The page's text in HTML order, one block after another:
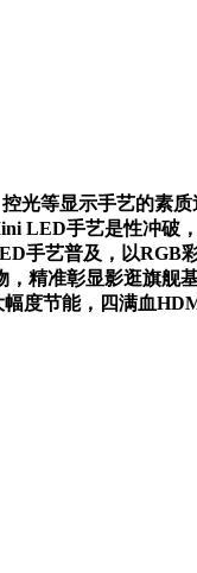
光等显示手艺的素质
LED手艺是性冲破
手艺普及，以RGB
精准彰显影逛旗舰
幅度节能，四满血